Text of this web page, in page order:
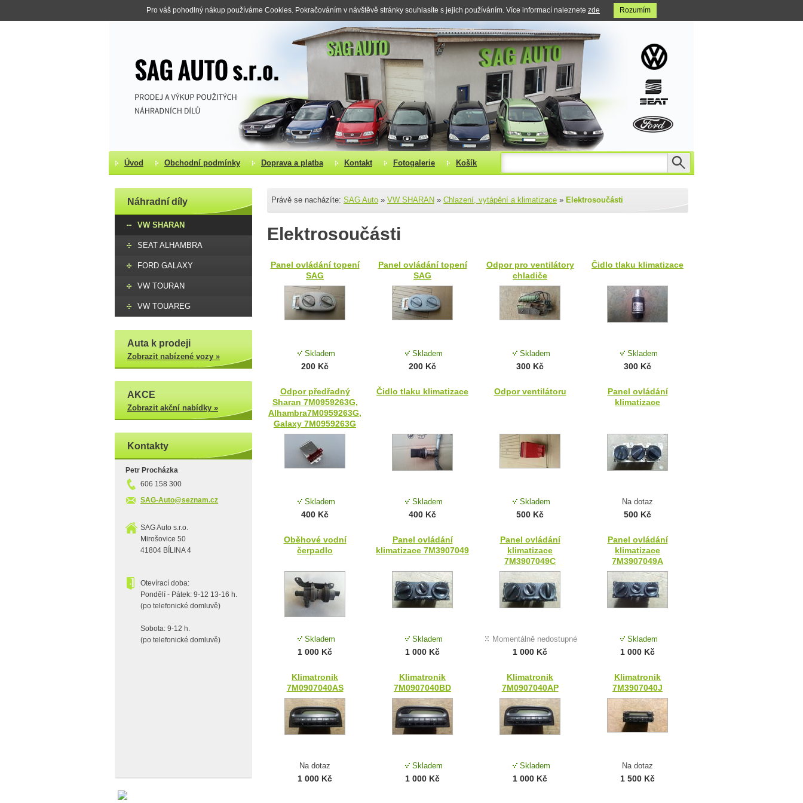
Pro váš pohodlný nákup používáme Cookies. Pokračováním v návštěvě stránky souhlasíte s jejich používáním. Více informací naleznete zde Rozumím
Úvod Obchodní podmínky Doprava a platba Kontakt Fotogalerie Košík
Náhradní díly
VW SHARAN
SEAT ALHAMBRA
FORD GALAXY
VW TOURAN
VW TOUAREG
Auta k prodeji
Zobrazit nabízené vozy »
AKCE
Zobrazit akční nabídky »
Kontakty
Petr Procházka
606 158 300
SAG-Auto@seznam.cz
SAG Auto s.r.o.
Mirošovice 50
41804 BÍLINA 4
Otevírací doba:
Pondělí - Pátek: 9-12 13-16 h.
(po telefonické domluvě)
Sobota: 9-12 h.
(po telefonické domluvě)
Právě se nacházíte: SAG Auto » VW SHARAN » Chlazení, vytápění a klimatizace » Elektrosoučásti
Elektrosoučásti
Panel ovládání topení
SAG
Skladem
200 Kč
Panel ovládání topení
SAG
Skladem
200 Kč
Odpor pro ventilátory
chladiče
Skladem
300 Kč
Čidlo tlaku klimatizace
Skladem
300 Kč
Odpor předřadný
Sharan 7M0959263G,
Alhambra7M0959263G,
Galaxy 7M0959263G
Skladem
400 Kč
Čidlo tlaku klimatizace
Skladem
400 Kč
Odpor ventilátoru
Skladem
500 Kč
Panel ovládání
klimatizace
Na dotaz
500 Kč
Oběhové vodní
čerpadlo
Skladem
1 000 Kč
Panel ovládání
klimatizace 7M3907049
Skladem
1 000 Kč
Panel ovládání
klimatizace
7M3907049C
Momentálně nedostupné
1 000 Kč
Panel ovládání
klimatizace
7M3907049A
Skladem
1 000 Kč
Klimatronik
7M0907040AS
Na dotaz
1 000 Kč
Klimatronik
7M0907040BD
Skladem
1 000 Kč
Klimatronik
7M0907040AP
Skladem
1 000 Kč
Klimatronik
7M3907040J
Na dotaz
1 500 Kč